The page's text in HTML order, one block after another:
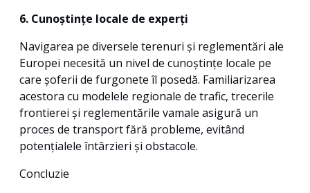
6. Cunoștințe locale de experți
Navigarea pe diversele terenuri și reglementări ale
Europei necesită un nivel de cunoștințe locale pe
care șoferii de furgonete îl posedă. Familiarizarea
acestora cu modelele regionale de trafic, trecerile
frontierei și reglementările vamale asigură un
proces de transport fără probleme, evitând
potențialele întârzieri și obstacole.
Concluzie